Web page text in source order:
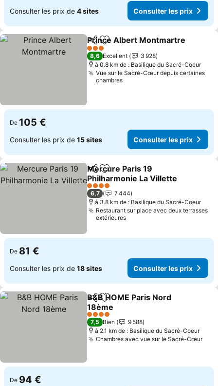
Consulter les prix de 4 sites Consulter les prix
PartagerAjouter à mes favoris
Prince Albert Montmartre
3 Étoiles
8,6 Excellent
3 928
à 0.8 km de : Basilique du Sacré-Coeur
Vue sur le Sacré-Cœur depuis certaines
chambres
De 105 €
Consulter les prix de 15 sites Consulter les prix
PartagerAjouter à mes favoris
Mercure Paris 19
Philharmonie La Villette
4 Étoiles
6,7
7 444
à 3.8 km de : Basilique du Sacré-Coeur
Restaurant sur place avec deux terrasses
extérieures
De 81 €
Consulter les prix de 18 sites Consulter les prix
PartagerAjouter à mes favoris
B&B HOME Paris Nord
18ème
4 Étoiles
7,5 Bien
9 588
à 2.1 km de : Basilique du Sacré-Coeur
Chambres avec vue sur le Sacré-Cœur
De 94 €